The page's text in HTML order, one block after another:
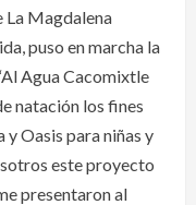
La Magdalena
puso en marcha la
Agua Cacomixtle
natación los fines
y Oasis para niñas y
este proyecto
presentaron al